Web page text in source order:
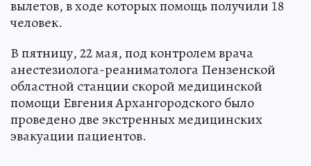
вылетов, в ходе которых помощь получили 18
человек.
В пятницу, 22 мая, под контролем врача
анестезиолога-реаниматолога Пензенской
областной станции скорой медицинской
помощи Евгения Архангородского было
проведено две экстренных медицинских
эвакуации пациентов.